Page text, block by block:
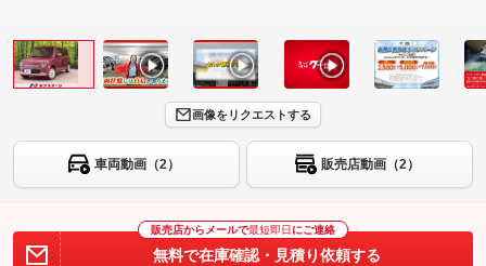
画像をリクエストする
車両動画（2） 販売店動画（2）
販売店からメールで最短即日 にご連絡
無料で在庫確認・見積り依頼する